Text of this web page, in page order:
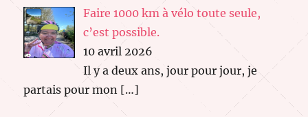
Faire 1000 km à vélo toute seule,
c’est possible.
10 avril 2026
Il y a deux ans, jour pour jour, je
partais pour mon […]